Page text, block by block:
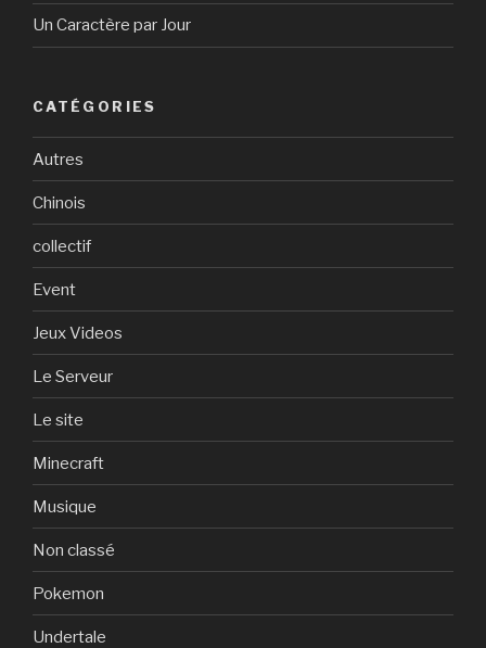
Un Caractère par Jour
CATÉGORIES
Autres
Chinois
collectif
Event
Jeux Videos
Le Serveur
Le site
Minecraft
Musique
Non classé
Pokemon
Undertale